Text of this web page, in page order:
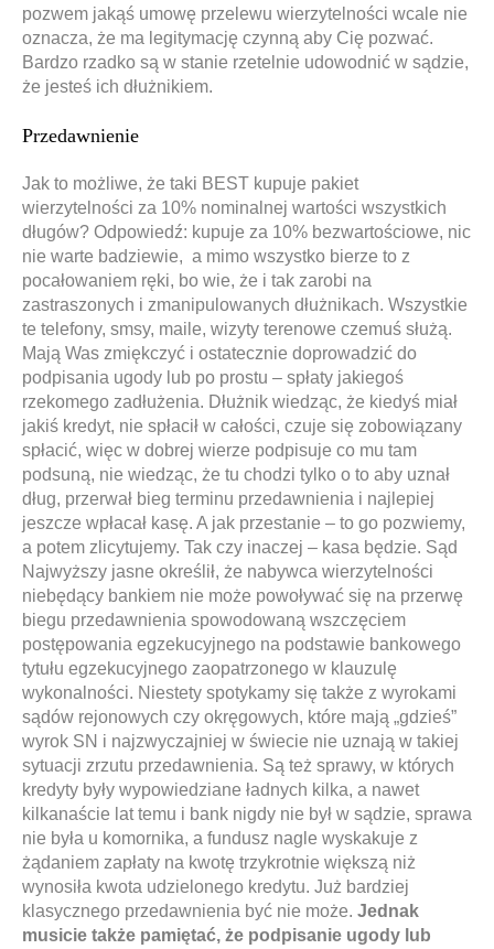
pozwem jakąś umowę przelewu wierzytelności wcale nie
oznacza, że ma legitymację czynną aby Cię pozwać.
Bardzo rzadko są w stanie rzetelnie udowodnić w sądzie,
że jesteś ich dłużnikiem.
Przedawnienie
Jak to możliwe, że taki BEST kupuje pakiet
wierzytelności za 10% nominalnej wartości wszystkich
długów? Odpowiedź: kupuje za 10% bezwartościowe, nic
nie warte badziewie, a mimo wszystko bierze to z
pocałowaniem ręki, bo wie, że i tak zarobi na
zastraszonych i zmanipulowanych dłużnikach. Wszystkie
te telefony, smsy, maile, wizyty terenowe czemuś służą.
Mają Was zmiękczyć i ostatecznie doprowadzić do
podpisania ugody lub po prostu – spłaty jakiegoś
rzekomego zadłużenia. Dłużnik wiedząc, że kiedyś miał
jakiś kredyt, nie spłacił w całości, czuje się zobowiązany
spłacić, więc w dobrej wierze podpisuje co mu tam
podsuną, nie wiedząc, że tu chodzi tylko o to aby uznał
dług, przerwał bieg terminu przedawnienia i najlepiej
jeszcze wpłacał kasę. A jak przestanie – to go pozwiemy,
a potem zlicytujemy. Tak czy inaczej – kasa będzie. Sąd
Najwyższy jasne określił, że nabywca wierzytelności
niebędący bankiem nie może powoływać się na przerwę
biegu przedawnienia spowodowaną wszczęciem
postępowania egzekucyjnego na podstawie bankowego
tytułu egzekucyjnego zaopatrzonego w klauzulę
wykonalności. Niestety spotykamy się także z wyrokami
sądów rejonowych czy okręgowych, które mają „gdzieś”
wyrok SN i najzwyczajniej w świecie nie uznają w takiej
sytuacji zrzutu przedawnienia. Są też sprawy, w których
kredyty były wypowiedziane ładnych kilka, a nawet
kilkanaście lat temu i bank nigdy nie był w sądzie, sprawa
nie była u komornika, a fundusz nagle wyskakuje z
żądaniem zapłaty na kwotę trzykrotnie większą niż
wynosiła kwota udzielonego kredytu. Już bardziej
klasycznego przedawnienia być nie może. Jednak
musicie także pamiętać, że podpisanie ugody lub